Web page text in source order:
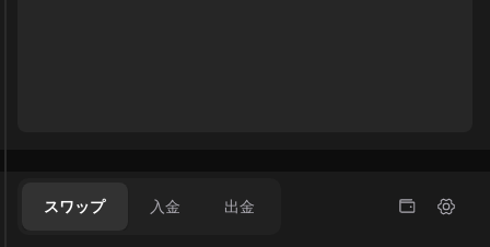
スワップ 入金 出金